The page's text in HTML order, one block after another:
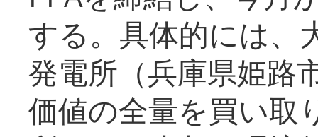
する。具体的には、
発電所（兵庫県姫路
価値の全量を買い取